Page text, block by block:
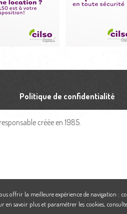
Politique de confidentialité
créée en 1985.
offrir la meilleure expérience de navigation :
en savoir plus et paramétrer les cookies,